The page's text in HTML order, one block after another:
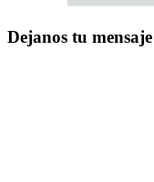
Dejanos tu mensaje